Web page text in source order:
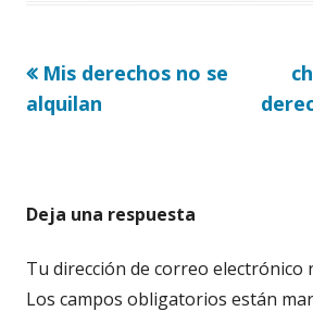
Navegación
de
Artículo
anterior
Mis derechos no se
alquilan
Deja una respuesta
Tu dirección de correo electrónico
Los campos obligatorios están